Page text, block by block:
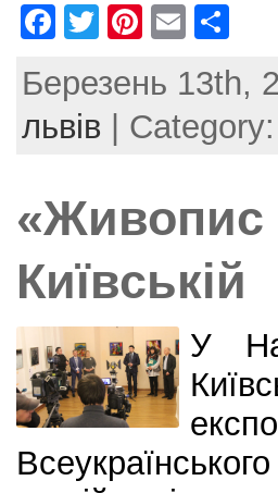
F
c
e
o
o
k
T
itt
er
Pi
er
e
E
ai
l
ar
e
Березень 13th,
львів | Category:
«Живопис
Київській
У